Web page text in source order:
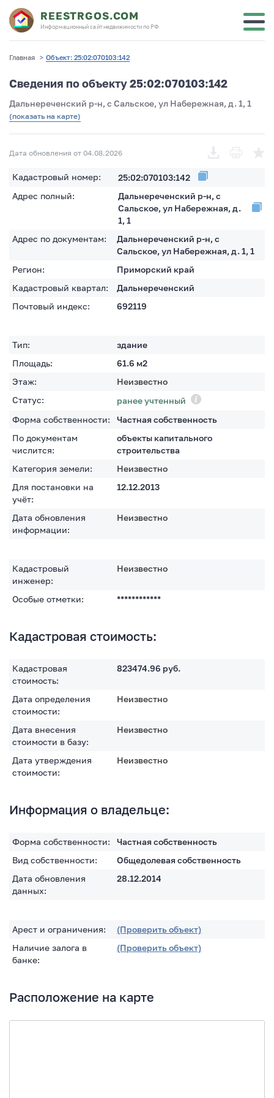
REESTRGOS.COM
Информационный сайт недвижимости по РФ
Главная > Объект: 25:02:070103:142
Сведения по объекту 25:02:070103:142
Дальнереченский р-н, с Сальское, ул Набережная, д. 1, 1
(показать на карте)
Дата обновления от 04.08.2026
Кадастровый номер:
25:02:070103:142
Адрес полный:
Дальнереченский р-н, с
Сальское, ул Набережная, д.
1, 1
Адрес по документам:
Дальнереченский р-н, с
Сальское, ул Набережная, д. 1, 1
Регион:
Приморский край
Кадастровый квартал:
Дальнереченский
Почтовый индекс:
692119
Тип:
здание
Площадь:
61.6 м2
Этаж:
Неизвестно
Статус:
ранее учтенный
Форма собственности:
Частная собственность
По документам
числится:
объекты капитального
строительства
Категория земели:
Неизвестно
Для постановки на
учёт:
12.12.2013
Дата обновления
информации:
Неизвестно
Кадастровый
инженер:
Неизвестно
Особые отметки: ************
Кадастровая стоимость:
Кадастровая
стоимость:
823474.96 руб.
Дата определения
стоимости:
Неизвестно
Дата внесения
стоимости в базу:
Неизвестно
Дата утверждения
стоимости:
Неизвестно
Информация о владельце:
Форма собственности:
Частная собственность
Вид собственности:
Общедолевая собственность
Дата обновления
данных:
28.12.2014
Арест и ограничения:
(Проверить объект)
Наличие залога в
банке:
(Проверить объект)
Расположение на карте